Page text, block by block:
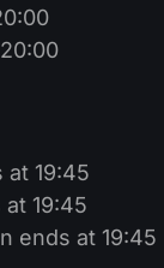
at 19:45
19:45
ends at 19:45